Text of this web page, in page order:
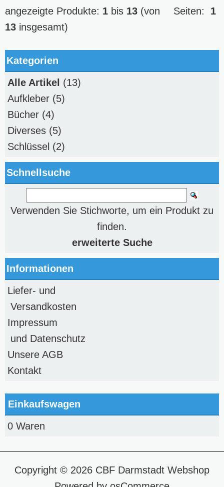
Seiten: 1
angezeigte Produkte: 1 bis 13 (von
13 insgesamt)
Kategorien
Alle Artikel (13)
Aufkleber (5)
Bücher (4)
Diverses (5)
Schlüssel (2)
Schnellsuche
Verwenden Sie Stichworte, um ein Produkt zu
finden.
erweiterte Suche
Informationen
Liefer- und
Versandkosten
Impressum
und Datenschutz
Unsere AGB
Kontakt
Einkaufswagen
0 Waren
Copyright © 2026 CBF Darmstadt Webshop